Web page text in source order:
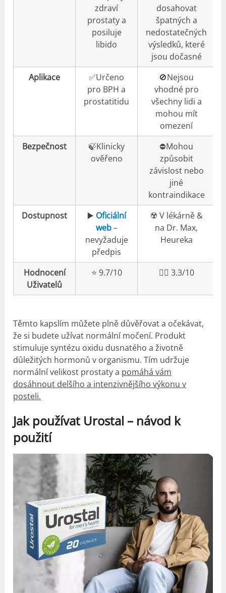
zdraví
prostaty a
posiluje
libido
dosahovat
špatných a
nedostatečných
výsledků, které
jsou dočasné
Aplikace
✅Určeno
pro BPH a
prostatitidu
🚫Nejsou
vhodné pro
všechny lidi a
mohou mít
omezení
Bezpečnost
🍃Klinicky
ověřeno
⛔️Mohou
způsobit
závislost nebo
jiné
kontraindikace
Dostupnost
▶️ Oficiální
web–
nevyžaduje
předpis
☢️ V lékárně &
na Dr. Max,
Heureka
Hodnocení
Uživatelů
⭐️ 9.7/10 👎🏼 3.3/10
Těmto kapslím můžete plně důvěřovat a očekávat,
že si budete užívat normální močení. Produkt
stimuluje syntézu oxidu dusnatého a životně
důležitých hormonů v organismu. Tím udržuje
normální velikost prostaty a pomáhá vám
dosáhnout delšího a intenzivnějšího výkonu v
posteli.
Jak používat Urostal – návod k
použití